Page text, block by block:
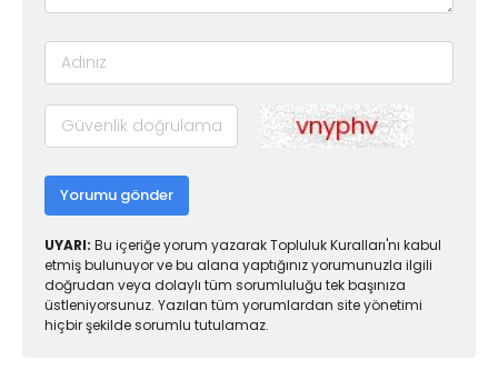
Yorumu gönder
UYARI: Bu içeriğe yorum yazarak Topluluk Kuralları'nı kabul
etmiş bulunuyor ve bu alana yaptığınız yorumunuzla ilgili
doğrudan veya dolaylı tüm sorumluluğu tek başınıza
üstleniyorsunuz. Yazılan tüm yorumlardan site yönetimi
hiçbir şekilde sorumlu tutulamaz.